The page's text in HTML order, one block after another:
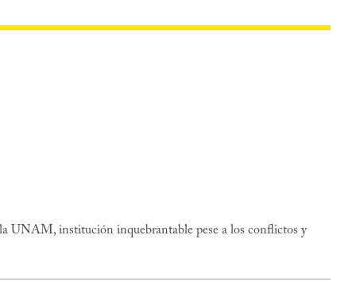
UNAM, institución inquebrantable pese a los conflictos y